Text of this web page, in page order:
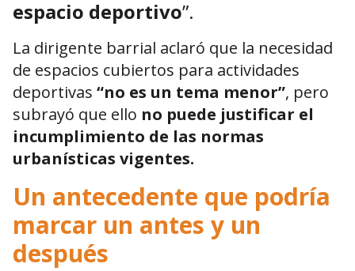
espacio deportivo”.
La dirigente barrial aclaró que la necesidad
de espacios cubiertos para actividades
deportivas “no es un tema menor”, pero
subrayó que ello no puede justificar el
incumplimiento de las normas
urbanísticas vigentes.
Un antecedente que podría
marcar un antes y un
después